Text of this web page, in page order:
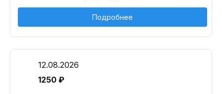
Подробнее
12.08.2026
1250 ₽